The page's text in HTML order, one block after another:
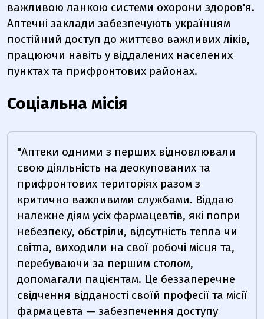
важливою ланкою системи охорони здоров'я.
Аптечні заклади забезпечують українцям
постійний доступ до життєво важливих ліків,
працюючи навіть у віддалених населених
пунктах та прифронтових районах.
Соціальна місія
"Аптеки одними з перших відновлювали
свою діяльність на деокупованих та
прифронтових територіях разом з
критично важливими службами. Віддаю
належне діям усіх фармацевтів, які попри
небезпеку, обстріли, відсутність тепла чи
світла, виходили на свої робочі місця та,
перебуваючи за першим столом,
допомагали пацієнтам. Це беззаперечне
свідчення відданості своїй професії та місії
фармацевта — забезпечення доступу